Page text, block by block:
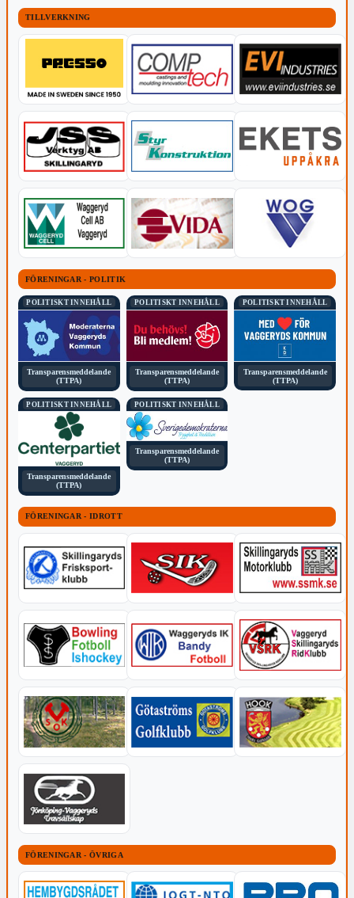
TILLVERKNING
FÖRENINGAR - POLITIK
POLITISKT INNEHÅLL
Transparensmeddelande
(TTPA)
POLITISKT INNEHÅLL
Transparensmeddelande
(TTPA)
POLITISKT INNEHÅLL
Transparensmeddelande
(TTPA)
POLITISKT INNEHÅLL
Transparensmeddelande
(TTPA)
POLITISKT INNEHÅLL
Transparensmeddelande
(TTPA)
FÖRENINGAR - IDROTT
FÖRENINGAR - ÖVRIGA